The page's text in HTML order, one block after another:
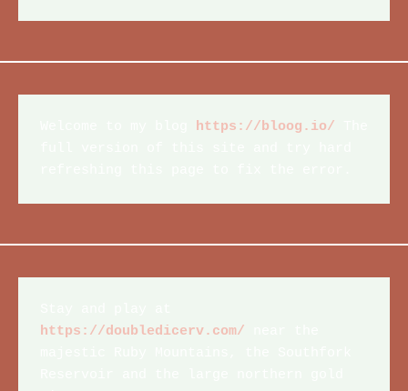
https://bloog.io/
https://doubledicerv.com/